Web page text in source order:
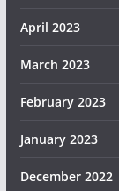
April 2023
March 2023
February 2023
January 2023
December 2022